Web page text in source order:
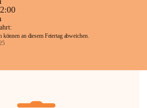
an diesem Feiertag abweichen.